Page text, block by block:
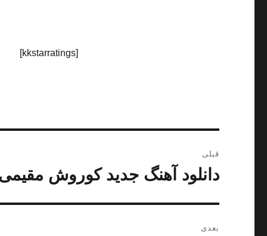
[kkstarratings]
نوشته
قبلی
نوشته
دانلود آهنگ جدید کوروش
بعدی